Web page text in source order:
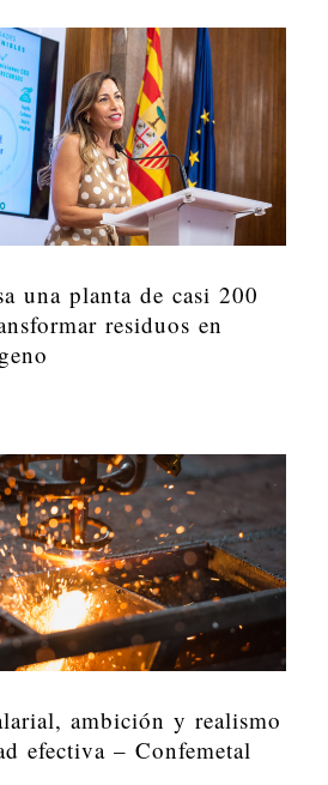
una planta de casi 200
residuos en
ambición y realismo
efectiva – Confemetal